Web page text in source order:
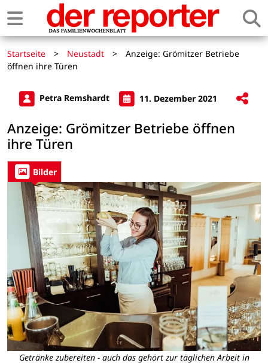
Startseite > Neustadt >
Anzeige: Grömitzer Betriebe
öffnen ihre Türen
Petra Remshardt 11. Dezember 2021
Anzeige: Grömitzer Betriebe öffnen
ihre Türen
Bilder
Getränke zubereiten - auch das gehört zur täglichen Arbeit in